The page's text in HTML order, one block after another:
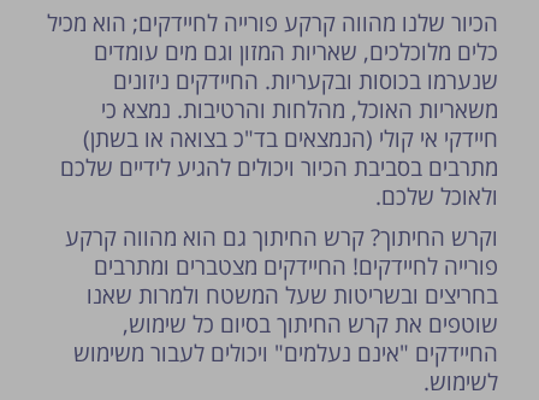
הכיור שלנו מהווה קרקע פורייה לחיידקים; הוא מכיל
כלים מלוכלכים, שאריות המזון וגם מים עומדים
שנערמו בכוסות ובקעריות. החיידקים ניזונים
משאריות האוכל, מהלחות והרטיבות. נמצא כי
חיידקי אי קולי (הנמצאים בד"כ בצואה או בשתן)
מתרבים בסביבת הכיור ויכולים להגיע לידיים שלכם
ולאוכל שלכם.
וקרש החיתוך? קרש החיתוך גם הוא מהווה קרקע
פורייה לחיידקים! החיידקים מצטברים ומתרבים
בחריצים ובשריטות שעל המשטח ולמרות שאנו
שוטפים את קרש החיתוך בסיום כל שימוש,
החיידקים "אינם נעלמים" ויכולים לעבור משימוש
לשימוש.